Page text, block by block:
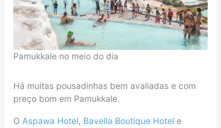
Pamukkale no meio do dia
Há muitas pousadinhas bem avaliadas e com
preço bom em Pamukkale.
O Aspawa Hotel, Bavella Boutique Hotel e